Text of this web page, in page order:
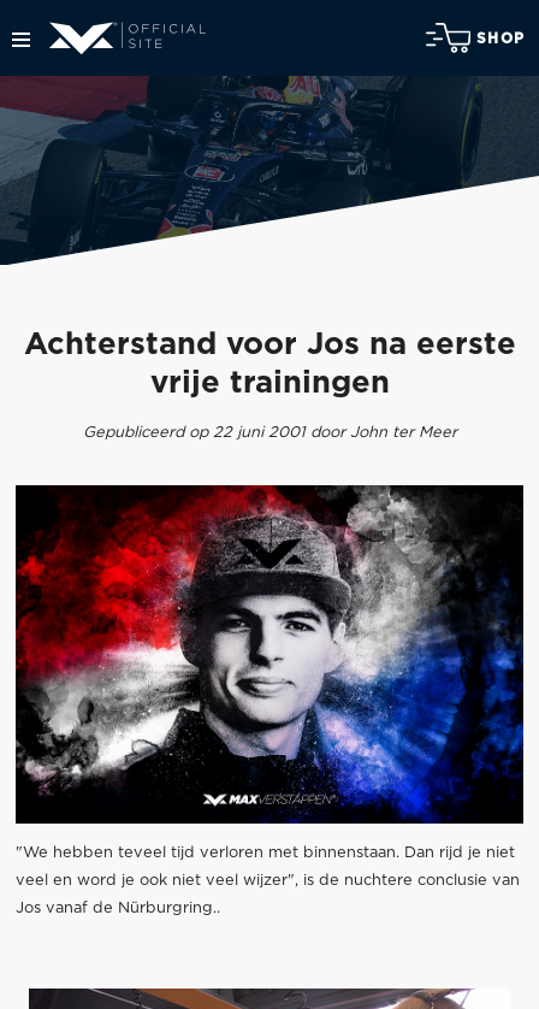
SHOP
Achterstand voor Jos na eerste
vrije trainingen
Gepubliceerd op 22 juni 2001 door John ter Meer
"We hebben teveel tijd verloren met binnenstaan. Dan rijd je niet
veel en word je ook niet veel wijzer", is de nuchtere conclusie van
Jos vanaf de Nürburgring..